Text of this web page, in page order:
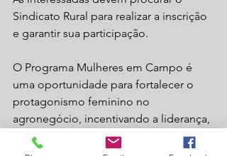
Sindicato Rural para realizar a inscrição
e garantir sua participação.
O Programa Mulheres em Campo é
uma oportunidade para fortalecer o
protagonismo feminino no
agronegócio, incentivando a liderança,
a gestão eficiente e o
desenvolvimento sustentável das